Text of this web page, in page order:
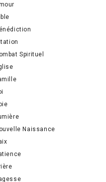
Spirituel
Naissance